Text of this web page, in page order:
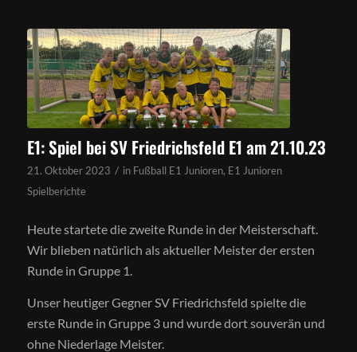
E1: Spiel bei SV Friedrichsfeld E1 am 21.10.23
21. Oktober 2023 / in Fußball E1 Junioren, E1 Junioren
Spielberichte
Heute startete die zweite Runde in der Meisterschaft.
Wir blieben natürlich als aktueller Meister der ersten
Runde in Gruppe 1.
Unser heutiger Gegner SV Friedrichsfeld spielte die
erste Runde in Gruppe 3 und wurde dort souverän und
ohne Niederlage Meister.